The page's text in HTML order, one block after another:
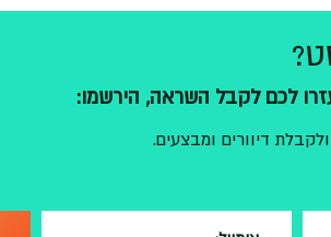
לכם לקבל השראה, הירשמו:
דיוורים ומבצעים.